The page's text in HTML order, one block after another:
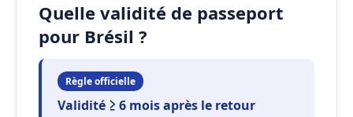
Quelle validité de passeport
pour Brésil ?
Règle officielle
Validité ≥ 6 mois après le retour